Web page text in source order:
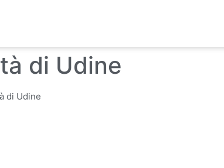
di Udine
di Udine